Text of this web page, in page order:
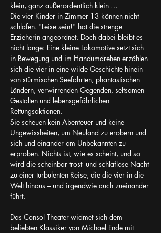
klein, ganz außerordentlich klein …
Die vier Kinder in Zimmer 13 können nicht
schlafen. "Leise sein!" hat die strenge
Erzieherin angeordnet. Doch dabei bleibt es
nicht lange: Eine kleine Lokomotive setzt sich
in Bewegung und im Handumdrehen erzählen
sich die vier in eine wilde Geschichte hinein
von stürmischen Seefahrten, phantastischen
Ländern, verwirrenden Gegenden, seltsamen
Gestalten und lebensgefährlichen
Rettungsaktionen.
Sie scheuen kein Abenteuer und keine
Ungewissheiten, um Neuland zu erobern und
sich und einander am Unbekannten zu
erproben. Nichts ist, wie es scheint, und so
wird die scheinbar trost- und schlaflose Nacht
zu einer turbulenten Reise, die die vier in die
Welt hinaus – und irgendwie auch zueinander
führt.
Das Consol Theater widmet sich dem
beliebten Klassiker von Michael Ende mit